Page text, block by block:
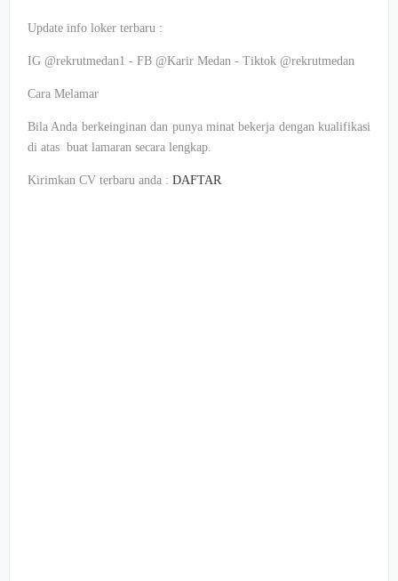
Update info loker terbaru :
IG @rekrutmedan1 - FB @Karir Medan - Tiktok @rekrutmedan
Cara Melamar
Bila Anda berkeinginan dan punya minat bekerja dengan kualifikasi
di atas buat lamaran secara lengkap.
Kirimkan CV terbaru anda : DAFTAR